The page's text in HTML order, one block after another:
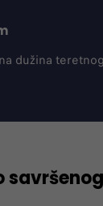
dužina